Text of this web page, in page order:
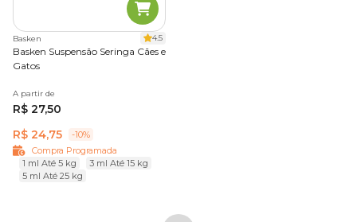
Basken 4.5
Basken Suspensão Seringa Cães e
Gatos
A partir de
R$ 27,50
R$ 24,75
-10%
Compra Programada
1 ml Até 5 kg
3 ml Até 15 kg
5 ml Até 25 kg